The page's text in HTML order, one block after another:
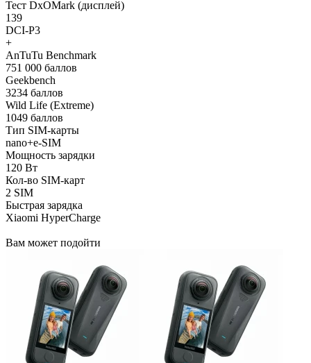
Тест DxOMark (дисплей)
139
DCI-P3
+
AnTuTu Benchmark
751 000 баллов
Geekbench
3234 баллов
Wild Life (Extreme)
1049 баллов
Тип SIM-карты
nano+e-SIM
Мощность зарядки
120 Вт
Кол-во SIM-карт
2 SIM
Быстрая зарядка
Xiaomi HyperCharge
Вам может подойти